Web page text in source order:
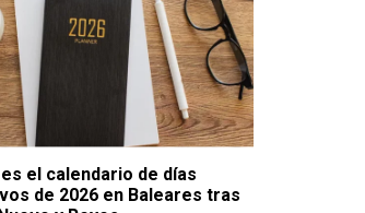
el calendario de días
de 2026 en Baleares tras